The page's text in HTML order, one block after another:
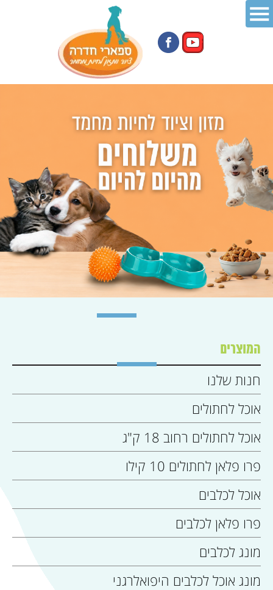
המוצרים
חנות שלנו
אוכל לחתולים
אוכל לחתולים רחוב 18 ק"ג
פרו פלאן לחתולים 10 קילו
אוכל לכלבים
פרו פלאן לכלבים
מונג לכלבים
מונג אוכל לכלבים היפואלרגני